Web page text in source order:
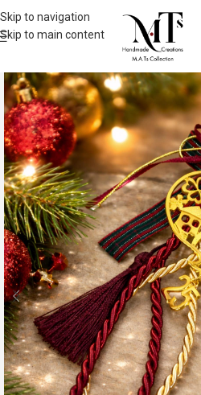
Skip to navigation
Skip to main content